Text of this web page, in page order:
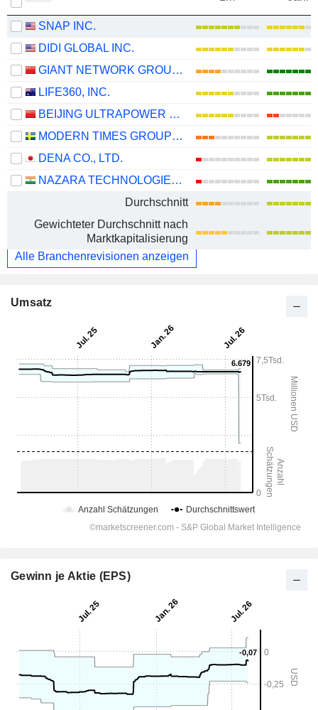
SNAP INC.
DIDI GLOBAL INC.
GIANT NETWORK GROUP CO., LTD.
LIFE360, INC.
BEIJING ULTRAPOWER SOFTWARE CO., LTD.
MODERN TIMES GROUP MTG AB
DENA CO., LTD.
NAZARA TECHNOLOGIES LIMITED
Durchschnitt
Gewichteter Durchschnitt nach
Marktkapitalisierung
Alle Branchenrevisionen anzeigen
Umsatz
Gewinn je Aktie (EPS)